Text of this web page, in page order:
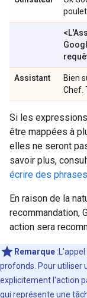
poulet.
Assistant
Bien
Chef.
Si les
être mappées à
elles ne seront
savoir plus,
écrire des
En raison de la
recommandation,
action sera
Remarque
profonds. Pour utiliser
explicitement l'action
qui représente une